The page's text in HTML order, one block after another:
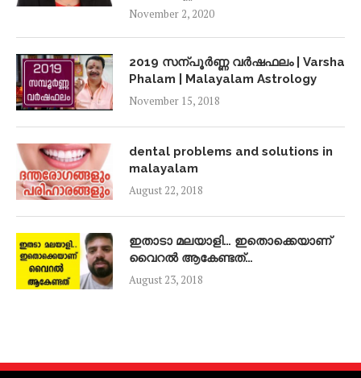
November 2, 2020
2019 സന്പൂർണ്ണ വർഷഫലം | Varsha
Phalam | Malayalam Astrology
November 15, 2018
dental problems and solutions in
malayalam
August 22, 2018
ഇതാടാ മലയാളി… ഇതൊക്കെയാണ്
വൈറൽ ആകേണ്ടത്…
August 23, 2018